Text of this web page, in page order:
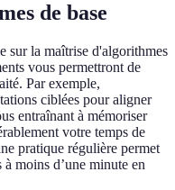
de base
sur la maîtrise d'algorithmes
vous permettront de
Par exemple,
ciblées pour aligner
entraînant à mémoriser
votre temps de
pratique régulière permet
moins d’une minute en